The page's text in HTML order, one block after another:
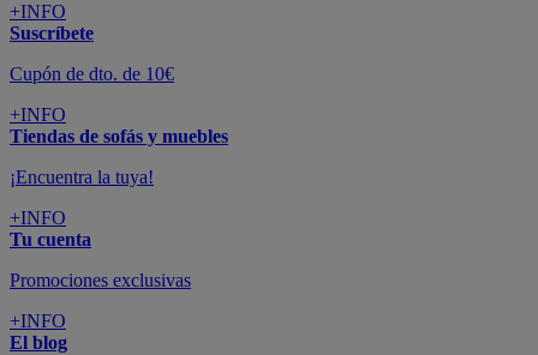
+INFO
Suscríbete
Cupón de dto. de 10€
+INFO
Tiendas de sofás y muebles
¡Encuentra la tuya!
+INFO
Tu cuenta
Promociones exclusivas
+INFO
El blog